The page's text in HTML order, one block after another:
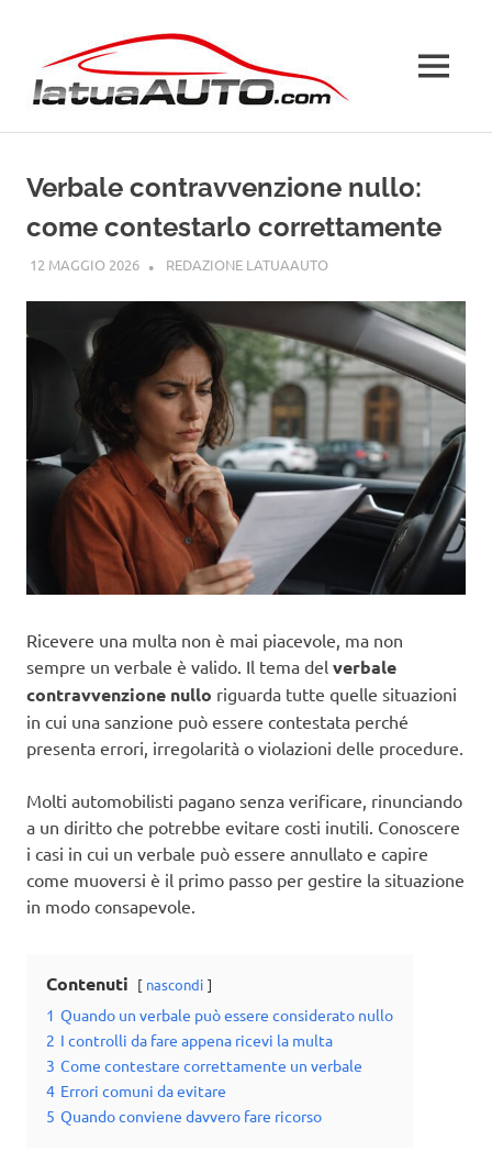
contenuto
MENU
Verbale contravvenzione nullo:
come contestarlo correttamente
12 MAGGIO 2026 REDAZIONE LATUAAUTOGUIDE
Ricevere una multa non è mai piacevole, ma non
sempre un verbale è valido. Il tema del verbale
contravvenzione nullo riguarda tutte quelle situazioni
in cui una sanzione può essere contestata perché
presenta errori, irregolarità o violazioni delle procedure.
Molti automobilisti pagano senza verificare, rinunciando
a un diritto che potrebbe evitare costi inutili. Conoscere
i casi in cui un verbale può essere annullato e capire
come muoversi è il primo passo per gestire la situazione
in modo consapevole.
Contenuti nascondi
1 Quando un verbale può essere considerato nullo
2 I controlli da fare appena ricevi la multa
3 Come contestare correttamente un verbale
4 Errori comuni da evitare
5 Quando conviene davvero fare ricorso